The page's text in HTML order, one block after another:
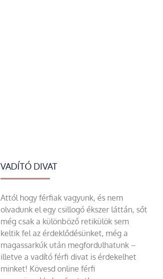
VADÍTÓ DIVAT
Attól hogy férfiak vagyunk, és nem
olvadunk el egy csillogó ékszer láttán, sőt
még csak a különböző retikülök sem
keltik fel az érdeklődésünket, még a
magassarkúk után megfordulhatunk –
illetve a vadító férfi divat is érdekelhet
minket! Kövesd online férfi